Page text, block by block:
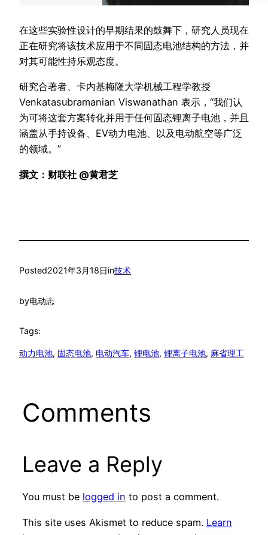
在这些实验性设计的早期结果的鼓舞下，研究人员现在
正在研究将该技术应用于不同固态电池结构的方法，并
对其可能性持乐观态度。
研究合著者、卡内基梅隆大学机械工程学教授
Venkatasubramanian Viswanathan 表示，“我们认
为可将这套方案转化并用于任何固态锂离子电池，并且
涵盖从手持设备、EV动力电池、以及电动航空等广泛
的领域。”
撰文：财联社 @黄君芝
Posted2021年3月18日in技术
by电动志
Tags:
动力电池, 固态电池, 电动汽车, 锂电池, 锂离子电池, 麻省理工
Comments
Leave a Reply
You must be logged in to post a comment.
This site uses Akismet to reduce spam. Learn